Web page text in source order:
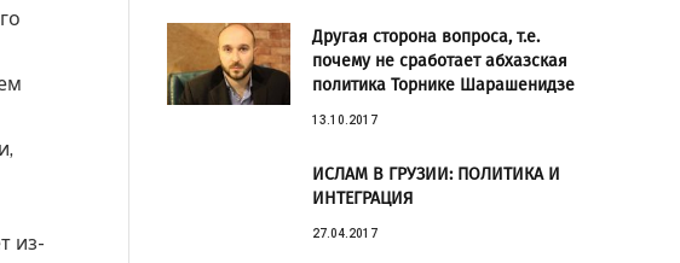
из-
Другая сторона вопроса, т.е.
почему не сработает абхазская
политика Торнике Шарашенидзе
13.10.2017
ИСЛАМ В ГРУЗИИ: ПОЛИТИКА И
ИНТЕГРАЦИЯ
27.04.2017